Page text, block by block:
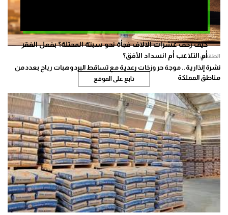
كيف زحف عشرات الالاف فجأة نحو سبتة المحتلة؟ بفعل الفقر
أم التلاعب أم انسداد الأفق؟
تابع على الموقع
الطقس
نشرة إنذارية.. موجة حر وزخات رعدية مع تساقط البرد وهبات رياح بعدد من
مناطق المملكة